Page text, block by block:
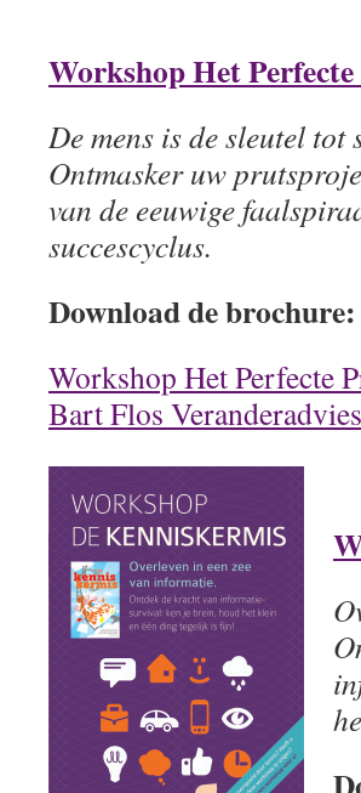
Workshop Het
De mens is de sleutel tot
Ontmasker uw
van de eeuwige
succescyclus.
Download de brochure:
Workshop Het Perfecte
Bart Flos Veranderadvies